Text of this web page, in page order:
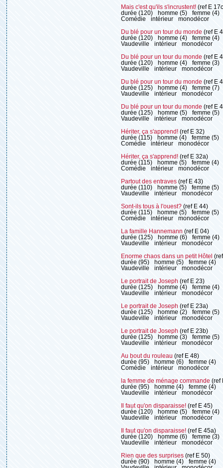
Mais c'est qu'ils s'incrustent! (ref E
durée (120)
homme (5)
femme (4)
Comédie
intérieur monodécor
Du blé pour un tour du monde (ref E
durée (120)
homme (4)
femme (4)
Vaudeville
intérieur monodécor
Du blé pour un tour du monde (ref E
durée (120)
homme (4)
femme (3)
Vaudeville
intérieur monodécor
Du blé pour un tour du monde (ref E
durée (125)
homme (4)
femme (7)
Vaudeville
intérieur monodécor
Du blé pour un tour du monde (ref E
durée (125)
homme (5)
femme (5)
Vaudeville
intérieur monodécor
Hériter, ça s'apprend! (ref E 32)
durée (115)
homme (4)
femme (5)
Comédie
intérieur monodécor
Hériter, ça s'apprend! (ref E 32a)
durée (115)
homme (5)
femme (4)
Comédie
intérieur monodécor
Partout des entraves (ref E 43)
durée (110)
homme (5)
femme (5)
Vaudeville
intérieur monodécor
Sont-ils tous à l'ouest? (ref E 44)
durée (115)
homme (5)
femme (5)
Comédie
intérieur monodécor
La famille Hannemann (ref E 04)
durée (125)
homme (6)
femme (4)
Vaudeville
intérieur monodécor
Enorme chaos dans un petit Hôtel
durée (95)
homme (5)
femme (4)
Vaudeville
intérieur monodécor
Le portrait de Joseph (ref E 23)
durée (125)
homme (4)
femme (4)
Vaudeville
intérieur monodécor
Le portrait de Joseph (ref E 23a)
durée (125)
homme (2)
femme (5)
Vaudeville
intérieur monodécor
Le portrait de Joseph (ref E 23b)
durée (125)
homme (3)
femme (5)
Vaudeville
intérieur monodécor
Au bout du rouleau (ref E 48)
durée (95)
homme (6)
femme (4)
Comédie
intérieur monodécor
la femme de ménage commande (ref
durée (95)
homme (4)
femme (4)
Vaudeville
intérieur monodécor
Il faut qu'on disparaisse! (ref E 45)
durée (120)
homme (5)
femme (4)
Vaudeville
intérieur monodécor
Il faut qu'on disparaisse! (ref E 45a)
durée (120)
homme (6)
femme (3)
Vaudeville
intérieur monodécor
Rien que des surprises (ref E 50)
durée (90)
homme (4)
femme (4)